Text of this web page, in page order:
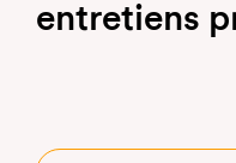
entretiens